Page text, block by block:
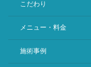
こだわり
メニュー・料金
施術事例